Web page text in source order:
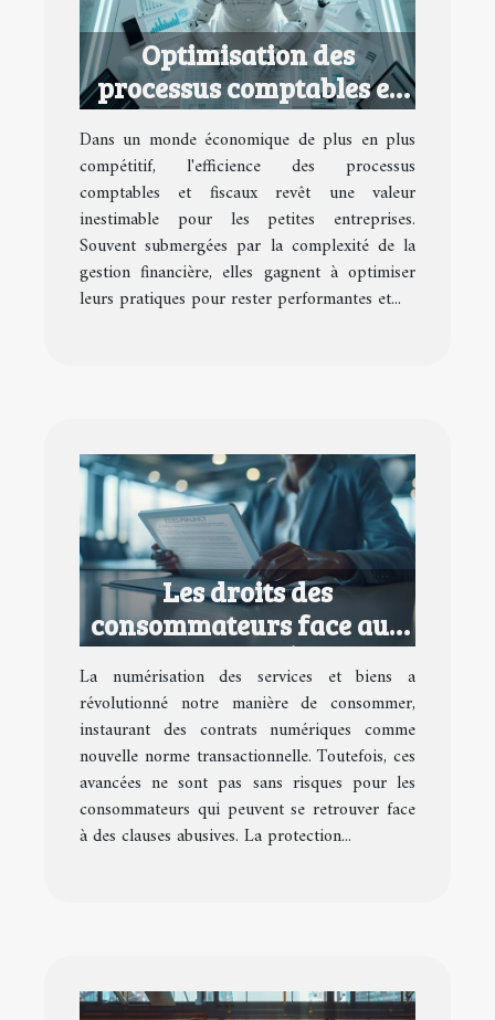
Optimisation des
processus comptables et
fiscaux pour petites
entreprises
Dans un monde économique de plus en plus
compétitif, l'efficience des processus
comptables et fiscaux revêt une valeur
inestimable pour les petites entreprises.
Souvent submergées par la complexité de la
gestion financière, elles gagnent à optimiser
leurs pratiques pour rester performantes et...
Les droits des
consommateurs face aux
contrats numériques
abusifs
La numérisation des services et biens a
révolutionné notre manière de consommer,
instaurant des contrats numériques comme
nouvelle norme transactionnelle. Toutefois, ces
avancées ne sont pas sans risques pour les
consommateurs qui peuvent se retrouver face
à des clauses abusives. La protection...